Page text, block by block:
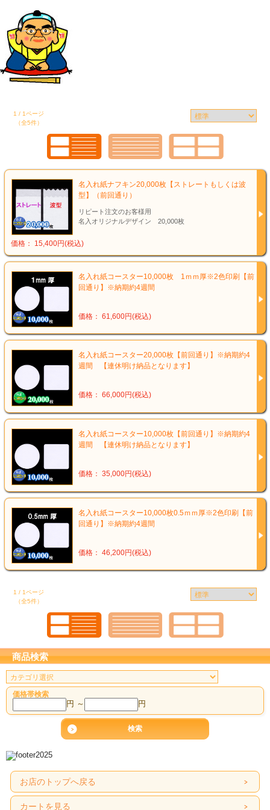
1 / 1ページ
（全5件）
名入れ紙ナフキン20,000枚【ストレートもしくは波
型】（前回通り）
リピート注文のお客様用
名入オリジナルデザイン 20,000枚
価格： 15,400円(税込)
名入れ紙コースター10,000枚 1ｍｍ厚※2色印刷【前
回通り】※納期約4週間
価格： 61,600円(税込)
名入れ紙コースター20,000枚【前回通り】※納期約4
週間 【連休明け納品となります】
価格： 66,000円(税込)
名入れ紙コースター10,000枚【前回通り】※納期約4
週間 【連休明け納品となります】
価格： 35,000円(税込)
名入れ紙コースター10,000枚0.5ｍｍ厚※2色印刷【前
回通り】※納期約4週間
価格： 46,200円(税込)
1 / 1ページ
（全5件）
商品検索
価格帯検索
円 ～ 円
お店のトップへ戻る
カートを見る